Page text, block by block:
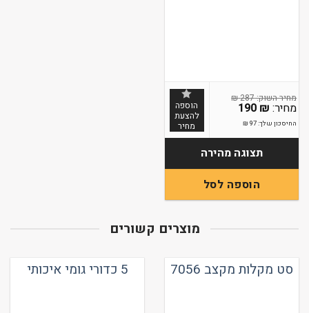
287
₪
190 ₪
החיסכון שלך:97
₪
הוספה
להצעת
מחיר
תצוגה מהירה
הוספה לסל
מוצרים קשורים
סט מקלות מקצב 7056 5 כדורי גומי איכותי